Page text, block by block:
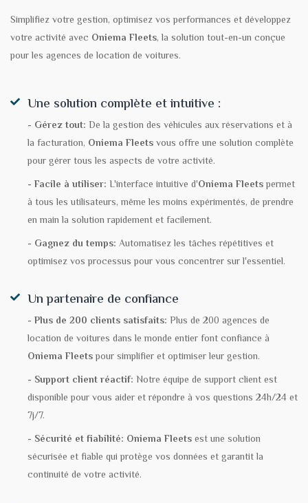
Simplifiez votre gestion, optimisez vos performances et développez
votre activité avec Oniema Fleets, la solution tout-en-un conçue
pour les agences de location de voitures.
Une solution complète et intuitive :
- Gérez tout: De la gestion des véhicules aux réservations et à
la facturation, Oniema Fleetsvous offre une solution complète
pour gérer tous les aspects de votre activité.
- Facile à utiliser: L'interface intuitive d'Oniema Fleetspermet
à tous les utilisateurs, même les moins expérimentés, de prendre
en main la solution rapidement et facilement.
- Gagnez du temps: Automatisez les tâches répétitives et
optimisez vos processus pour vous concentrer sur l'essentiel.
Un partenaire de confiance
- Plus de 200 clients satisfaits: Plus de 200 agences de
location de voitures dans le monde entier font confiance à
Oniema Fleetspour simplifier et optimiser leur gestion.
- Support client réactif: Notre équipe de support client est
disponible pour vous aider et répondre à vos questions 24h/24 et
7j/7.
- Sécurité et fiabilité: Oniema Fleetsest une solution
sécurisée et fiable qui protège vos données et garantit la
continuité de votre activité.